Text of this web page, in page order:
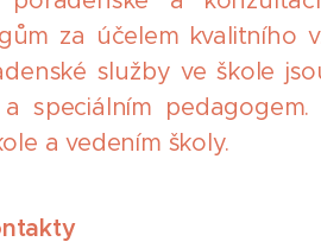
za účelem kvalitního
služby ve škole
speciálním
a vedením školy.